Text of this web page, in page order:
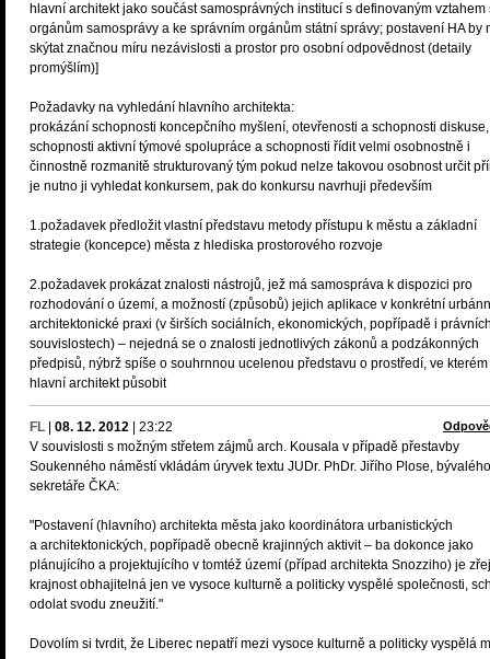
hlavní architekt jako součást samosprávných institucí s definovaným vztahem
orgánům samosprávy a ke správním orgánům státní správy; postavení HA by
skýtat značnou míru nezávislosti a prostor pro osobní odpovědnost (detaily
promýšlím)]
Požadavky na vyhledání hlavního architekta:
prokázání schopnosti koncepčního myšlení, otevřenosti a schopnosti diskuse,
schopnosti aktivní týmové spolupráce a schopnosti řídit velmi osobnostně i
činnostně rozmanitě strukturovaný tým pokud nelze takovou osobnost určit
je nutno ji vyhledat konkursem, pak do konkursu navrhuji především
1.požadavek předložit vlastní představu metody přístupu k městu a základní
strategie (koncepce) města z hlediska prostorového rozvoje
2.požadavek prokázat znalosti nástrojů, jež má samospráva k dispozici pro
rozhodování o území, a možností (způsobů) jejich aplikace v konkrétní
architektonické praxi (v širších sociálních, ekonomických, popřípadě i
souvislostech) – nejedná se o znalosti jednotlivých zákonů a podzákonných
předpisů, nýbrž spíše o souhrnnou ucelenou představu o prostředí, ve
hlavní architekt působit
FL 08. 12. 2012 23:22
V souvislosti s možným střetem zájmů arch. Kousala v případě přestavby
Soukenného náměstí vkládám úryvek textu JUDr. PhDr. Jiřího Plose, bývalého
sekretáře ČKA:
"Postavení (hlavního) architekta města jako koordinátora urbanistických
a architektonických, popřípadě obecně krajinných aktivit – ba dokonce jako
plánujícího a projektujícího v tomtéž území (případ architekta Snozziho) je
krajnost obhajitelná jen ve vysoce kulturně a politicky vyspělé společnosti,
odolat svodu zneužití."
Dovolím si tvrdit, že Liberec nepatří mezi vysoce kulturně a politicky vyspělá